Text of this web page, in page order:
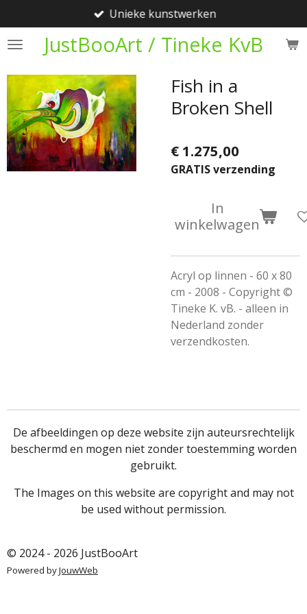
direct
naar
hoofdinhoud
JustBooArt / Tineke KvB
Unieke kunstwerken
Fish in a
Broken Shell
€ 1.275,00
GRATIS verzending
In
winkelwagen
Acryl op linnen - 60 x 80
cm - 2008 - Copyright ©
Tineke K. vB. - alleen in
Nederland zonder
verzendkosten.
De afbeeldingen op deze website zijn auteursrechtelijk
beschermd en mogen niet zonder toestemming worden
gebruikt.
The Images on this website are copyright and may not
be used without permission.
© 2024 - 2026 JustBooArt
Powered byJouwWeb